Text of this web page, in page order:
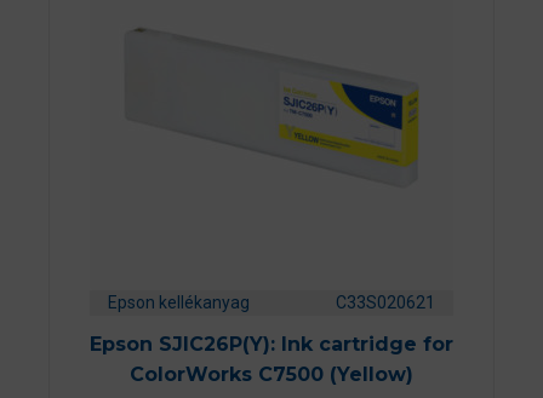
Epson kellékanyag C33S020621
Epson SJIC26P(Y): Ink cartridge for
ColorWorks C7500 (Yellow)